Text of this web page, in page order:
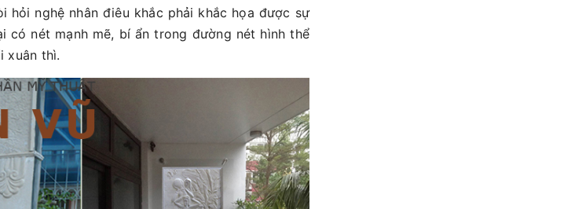
hỏi nghệ nhân điêu khắc phải khắc họa được sự
có nét mạnh mẽ, bí ẩn trong đường nét hình thể
xuân thì.